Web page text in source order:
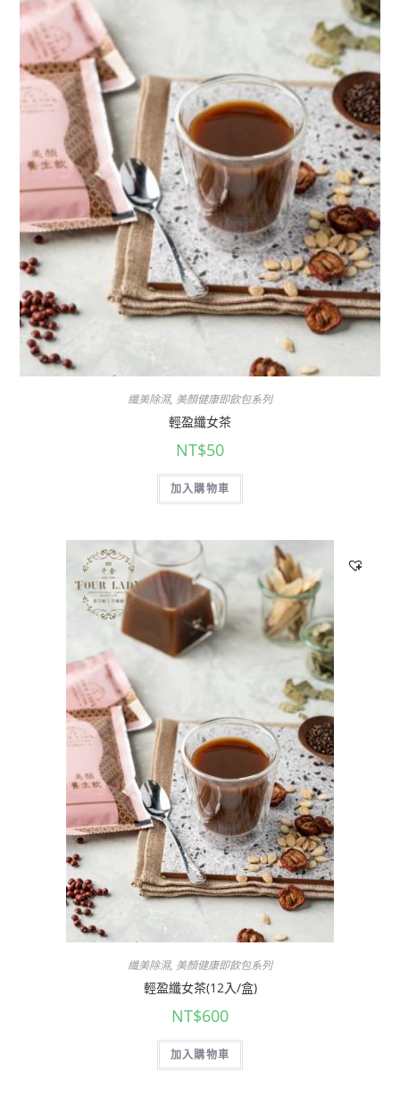
纖美除濕, 美顏健康即飲包系列
輕盈纖女茶
NT$50
加入購物車
纖美除濕, 美顏健康即飲包系列
輕盈纖女茶(12入/盒)
NT$600
加入購物車